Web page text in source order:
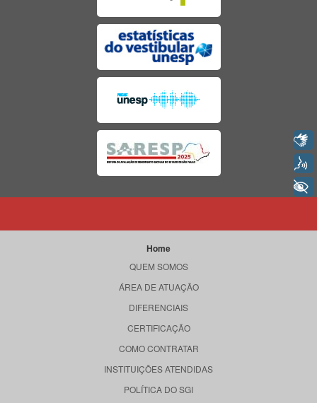
Home
QUEM SOMOS
ÁREA DE ATUAÇÃO
DIFERENCIAIS
CERTIFICAÇÃO
COMO CONTRATAR
INSTITUIÇÕES ATENDIDAS
POLÍTICA DO SGI